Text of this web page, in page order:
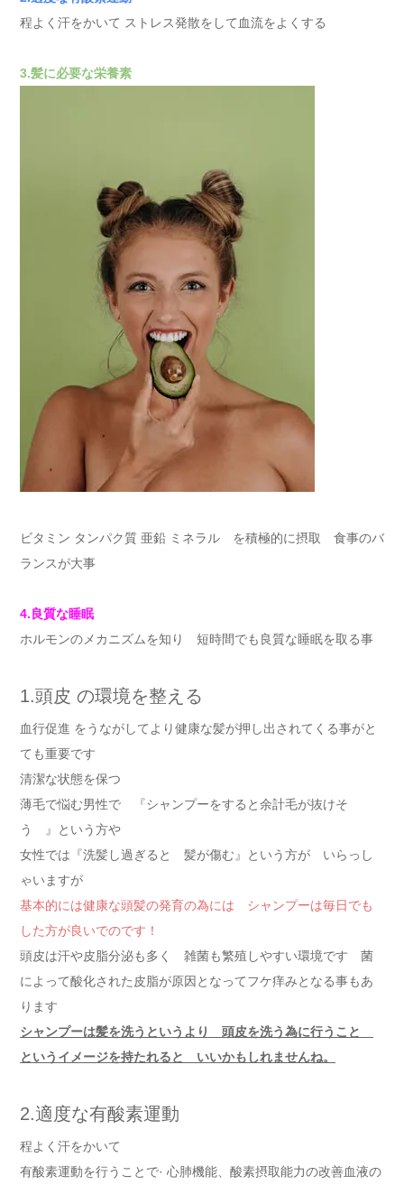
程よく汗をかいて ストレス発散をして血流をよくする
3.髪に必要な栄養素
ビタミン タンパク質 亜鉛 ミネラル を積極的に摂取 食事のバ
ランスが大事
4.良質な睡眠
ホルモンのメカニズムを知り 短時間でも良質な睡眠を取る事
1.頭皮 の環境を整える
血行促進 をうながしてより健康な髪が押し出されてくる事がと
ても重要です
清潔な状態を保つ
薄毛で悩む男性で 『シャンプーをすると余計毛が抜けそ
う 』という方や
女性では『洗髪し過ぎると 髪が傷む』という方が いらっし
ゃいますが
基本的には健康な頭髪の発育の為には シャンプーは毎日でも
した方が良いでのです！
頭皮は汗や皮脂分泌も多く 雑菌も繁殖しやすい環境です 菌
によって酸化された皮脂が原因となってフケ痒みとなる事もあ
ります
シャンプーは髪を洗うというより 頭皮を洗う為に行うこと
というイメージを持たれると いいかもしれませんね。
2.適度な有酸素運動
程よく汗をかいて
有酸素運動を行うことで· 心肺機能、酸素摂取能力の改善血液の